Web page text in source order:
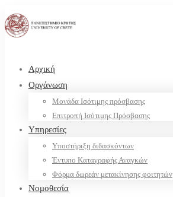
Αρχική
Οργάνωση
Μονάδα Ισότιμης πρόσβασης
Επιτροπή Ισότιμης Πρόσβασης
Υπηρεσίες
Υποστήριξη διδασκόντων
Έντυπο Καταγραφής Αναγκών
Φόρμα δωρεάν μετακίνησης φοιτητών
Νομοθεσία